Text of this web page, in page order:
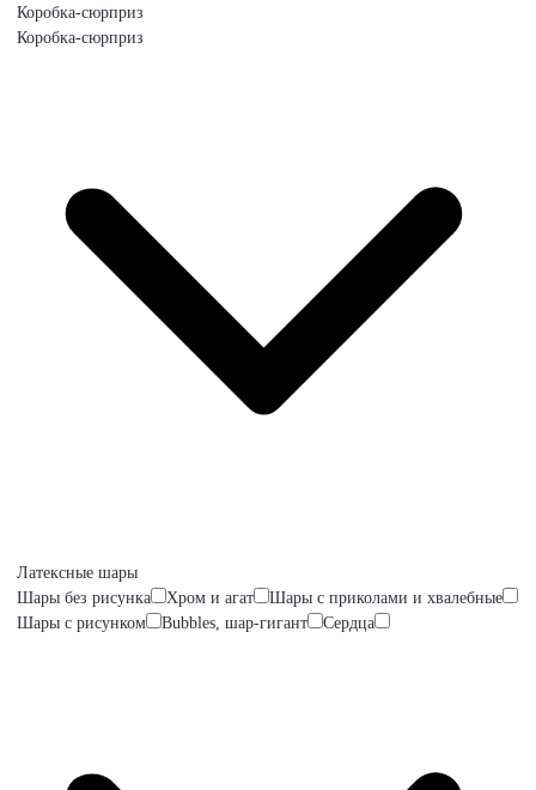
Коробка-сюрприз
Коробка-сюрприз
Латексные шары
Шары без рисунка
Хром и агат
Шары с приколами и хвалебные
Шары с рисунком
Bubbles, шар-гигант Сердца